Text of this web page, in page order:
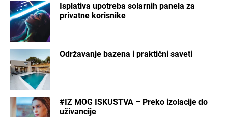
Isplativa upotreba solarnih panela za
privatne korisnike
Održavanje bazena i praktični saveti
#IZ MOG ISKUSTVA – Preko izolacije do
uživancije